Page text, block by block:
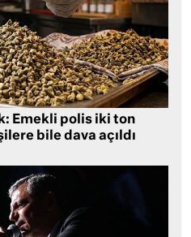
Emekli polis iki ton
bile dava açıldı